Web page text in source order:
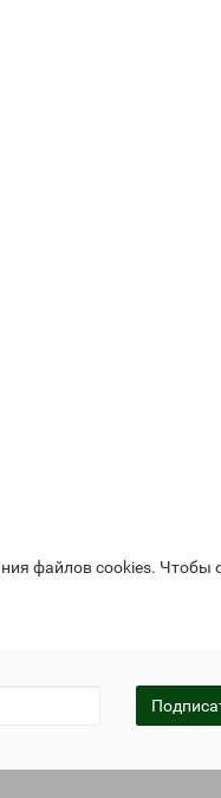
файлов cookies.